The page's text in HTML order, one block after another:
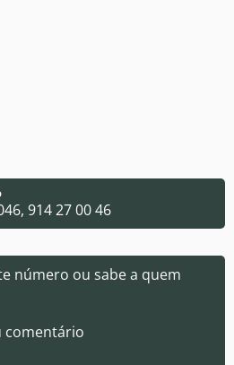
914 27 00 46
número ou sabe a quem
comentário